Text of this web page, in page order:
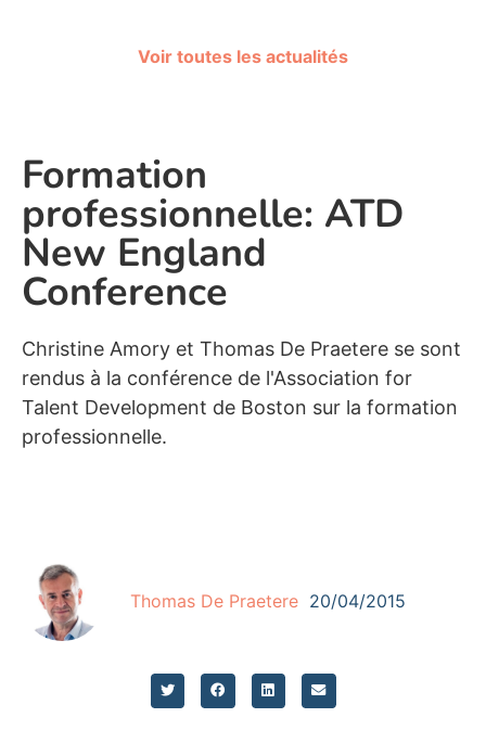
Voir toutes les actualités
Formation
professionnelle: ATD
New England
Conference
Christine Amory et Thomas De Praetere se sont
rendus à la conférence de l'Association for
Talent Development de Boston sur la formation
professionnelle.
Thomas De Praetere 20/04/2015